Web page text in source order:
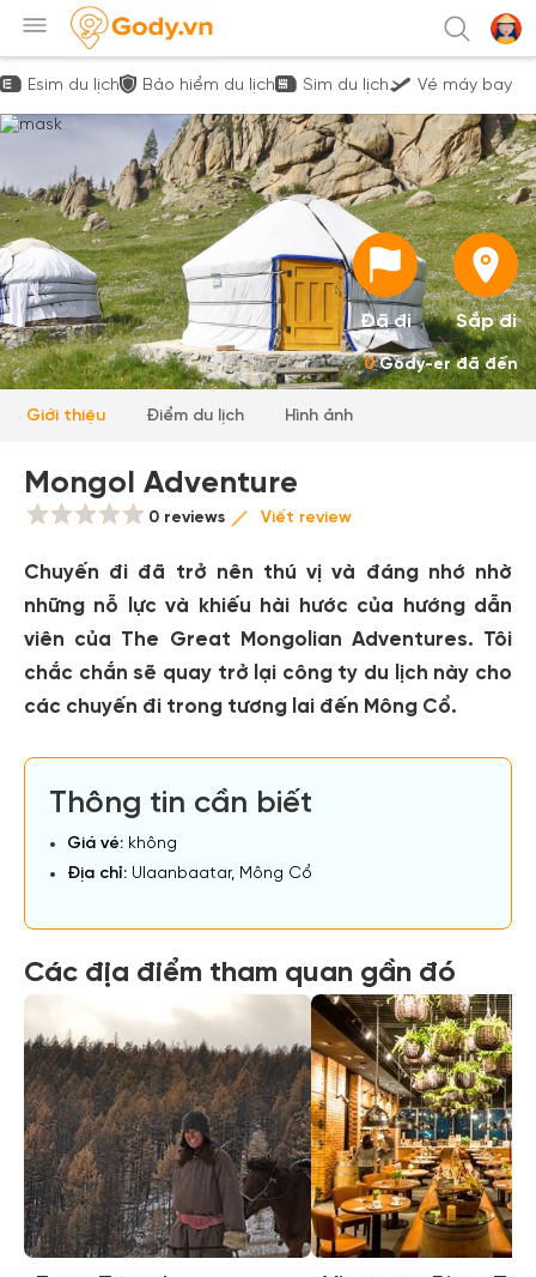
Esim du lịch Bảo hiểm du lịch Sim du lịch Vé máy bay
Đã đi Sắp đi
0Gody-er đã đến
Giới thiệu Điểm du lịch Hình ảnh
Mongol Adventure
0 reviews Viết review
Chuyến đi đã trở nên thú vị và đáng nhớ nhờ
những nỗ lực và khiếu hài hước của hướng dẫn
viên của The Great Mongolian Adventures. Tôi
chắc chắn sẽ quay trở lại công ty du lịch này cho
các chuyến đi trong tương lai đến Mông Cổ.
Thông tin cần biết
Giá vé: không
Địa chỉ: Ulaanbaatar, Mông Cổ
Các địa điểm tham quan gần đó